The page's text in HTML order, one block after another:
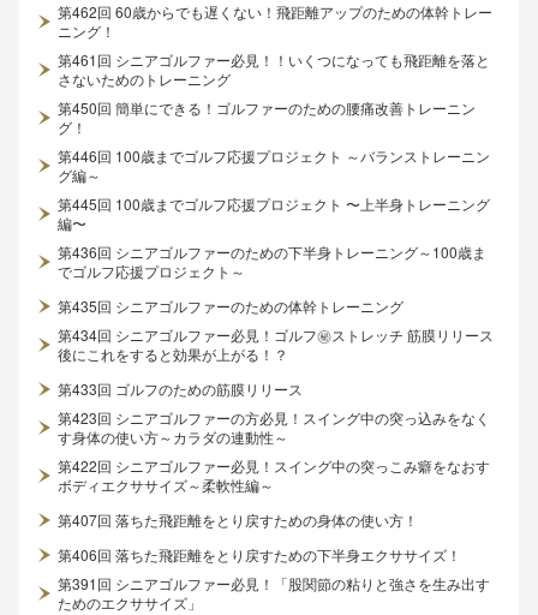
第462回 60歳からでも遅くない！飛距離アップのための体幹トレー
ニング！
第461回 シニアゴルファー必見！！いくつになっても飛距離を落と
さないためのトレーニング
第450回 簡単にできる！ゴルファーのための腰痛改善トレーニン
グ！
第446回 100歳までゴルフ応援プロジェクト ～バランストレーニン
グ編～
第445回 100歳までゴルフ応援プロジェクト 〜上半身トレーニング
編〜
第436回 シニアゴルファーのための下半身トレーニング～100歳ま
でゴルフ応援プロジェクト～
第435回 シニアゴルファーのための体幹トレーニング
第434回 シニアゴルファー必見！ゴルフ㊙ストレッチ 筋膜リリース
後にこれをすると効果が上がる！？
第433回 ゴルフのための筋膜リリース
第423回 シニアゴルファーの方必見！スイング中の突っ込みをなく
す身体の使い方～カラダの連動性～
第422回 シニアゴルファー必見！スイング中の突っこみ癖をなおす
ボディエクササイズ～柔軟性編～
第407回 落ちた飛距離をとり戻すための身体の使い方！
第406回 落ちた飛距離をとり戻すための下半身エクササイズ！
第391回 シニアゴルファー必見！「股関節の粘りと強さを生み出す
ためのエクササイズ」